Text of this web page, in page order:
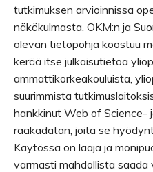
tutkimuksen arvioinnissa
näkökulmasta. OKM:n ja
olevan tietopohja koostuu
kerää itse julkaisutietoa
ammattikorkeakouluista,
suurimmista
hankkinut Web of Science-
raakadatan, joita se
Käytössä on laaja ja
varmasti mahdollista saada